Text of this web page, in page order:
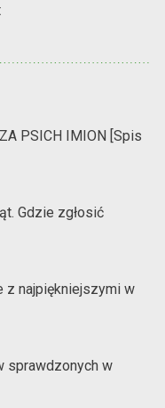
PSICH IMION [Spis
Gdzie zgłosić
z najpiękniejszymi w
sprawdzonych w